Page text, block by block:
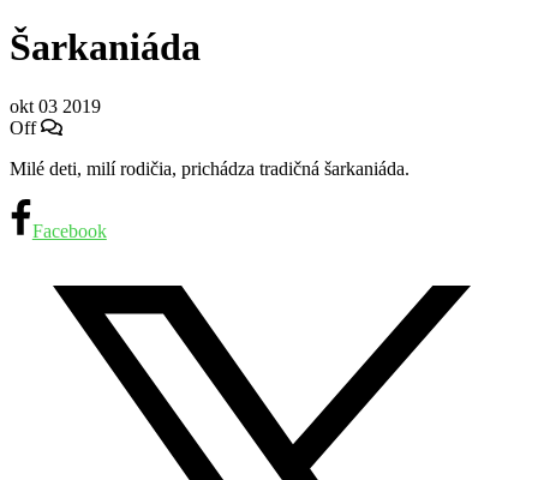
Šarkaniáda
okt 03 2019
Off
Milé deti, milí rodičia, prichádza tradičná šarkaniáda.
Facebook